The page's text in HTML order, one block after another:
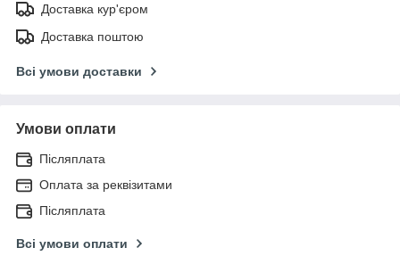
Доставка кур'єром
Доставка поштою
Всі умови доставки
Умови оплати
Післяплата
Оплата за реквізитами
Післяплата
Всі умови оплати